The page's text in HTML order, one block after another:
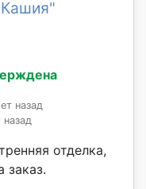
назад
отделка,
заказ.